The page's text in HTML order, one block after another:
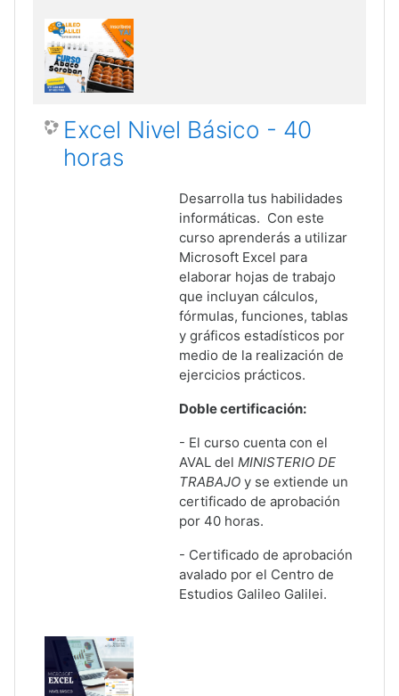
Excel Nivel Básico - 40
horas
Desarrolla tus habilidades
informáticas. Con este
curso aprenderás a utilizar
Microsoft Excel para
elaborar hojas de trabajo
que incluyan cálculos,
fórmulas, funciones, tablas
y gráficos estadísticos por
medio de la realización de
ejercicios prácticos.
Doble certificación:
- El curso cuenta con el
AVAL delMINISTERIO DE
TRABAJO y se extiende un
certificado de aprobación
por 40 horas.
- Certificado de aprobación
avalado por el Centro de
Estudios Galileo Galilei.